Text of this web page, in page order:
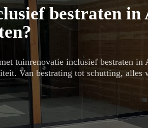
bestraten in
tuinrenovatie inclusief bestraten
Van bestrating tot schutting, alles